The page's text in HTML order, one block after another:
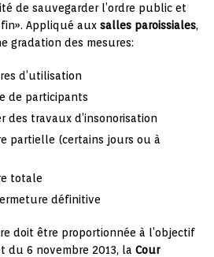
de sauvegarder l’ordre public et
Appliqué aux salles paroissiales,
gradation des mesures:
d’utilisation
de participants
des travaux d’insonorisation
partielle (certains jours ou à
totale
définitive
doit être proportionnée à l’objectif
du 6 novembre 2013, la Cour